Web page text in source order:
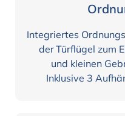
Integriertes
der Türflügel zum
und kleinen
Inklusive 3